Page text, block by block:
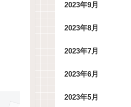
2023年9月
2023年8月
2023年7月
2023年6月
2023年5月